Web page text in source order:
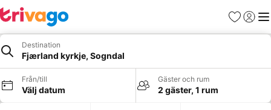
Favoriter
Logga
Destination
Fjærland kyrkje, Sogndal
Från/till
Välj datum
Gäster och rum
2 gäster, 1 rum